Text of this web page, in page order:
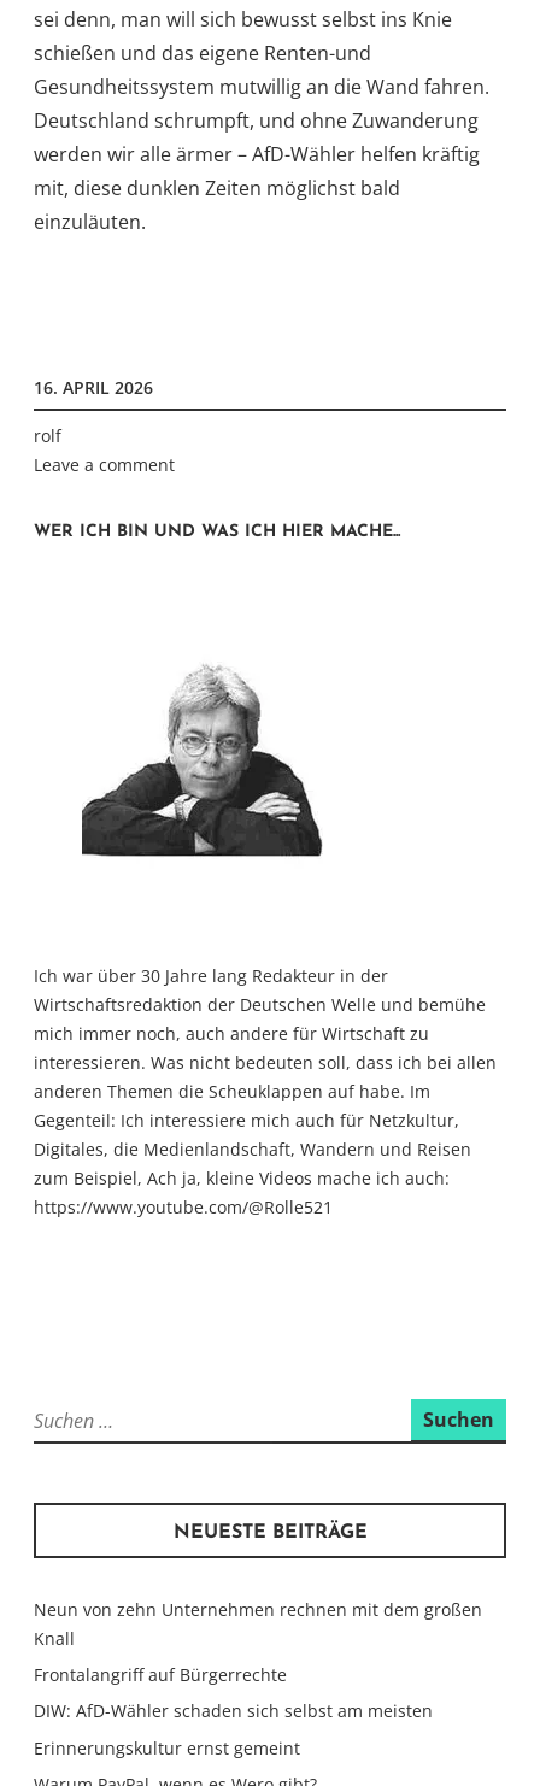
sei denn, man will sich bewusst selbst ins Knie
schießen und das eigene Renten-und
Gesundheitssystem mutwillig an die Wand fahren.
Deutschland schrumpft, und ohne Zuwanderung
werden wir alle ärmer – AfD-Wähler helfen kräftig
mit, diese dunklen Zeiten möglichst bald
einzuläuten.
16. APRIL 2026
rolf
Leave a comment
WER ICH BIN UND WAS ICH HIER MACHE...
Ich war über 30 Jahre lang Redakteur in der
Wirtschaftsredaktion der Deutschen Welle und bemühe
mich immer noch, auch andere für Wirtschaft zu
interessieren. Was nicht bedeuten soll, dass ich bei allen
anderen Themen die Scheuklappen auf habe. Im
Gegenteil: Ich interessiere mich auch für Netzkultur,
Digitales, die Medienlandschaft, Wandern und Reisen
zum Beispiel, Ach ja, kleine Videos mache ich auch:
https://www.youtube.com/@Rolle521
Suchen
nach:
NEUESTE BEITRÄGE
Neun von zehn Unternehmen rechnen mit dem großen
Knall
Frontalangriff auf Bürgerrechte
DIW: AfD-Wähler schaden sich selbst am meisten
Erinnerungskultur ernst gemeint